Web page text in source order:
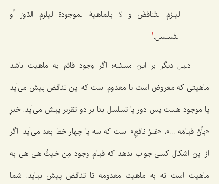
لیلزمَ التّناقضَ و لا بِالماهیةِ الموجودةِ لیلزمَ الدّورَ أو
التَّسلسل. 1
دلیل دیگر بر این مسئله؛ اگر وجود قائم به ماهیت باشد
ماهیتی که معروض است یا معدوم است که این تناقض پیش می‌آید
یا موجود هست پس دور یا تسلسل بنا بر دو تقریر پیش می‌آید. خبرِ
«بِأنَّ قیامَه ...»، «غیرُ نافعٍ» است که سه یا چهار خط بعد می‌آید. اگر
از این اشکال کسی جواب بدهد که قیام وجود مِن حَیثُ هی هی به
ماهیت است نه به ماهیت معدومه تا تناقض پیش بیاید. شما